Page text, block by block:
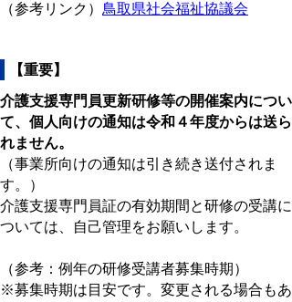
（参考リンク） 鳥取県社会福祉協議会
【重要】
介護支援専門員更新研修等の開催案内につい
て、個人向けの通知は令和４年度からは送ら
れません。
（事業所向けの通知は引き続き送付されま
す。）
介護支援専門員証の有効期間と研修の受講に
ついては、自己管理をお願いします。
（参考：例年の研修受講者募集時期）
※募集時期は目安です。変更される場合もあ